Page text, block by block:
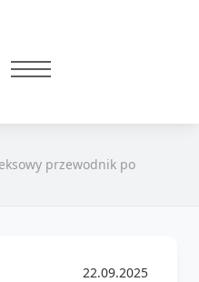
przewodnik po
22.09.2025